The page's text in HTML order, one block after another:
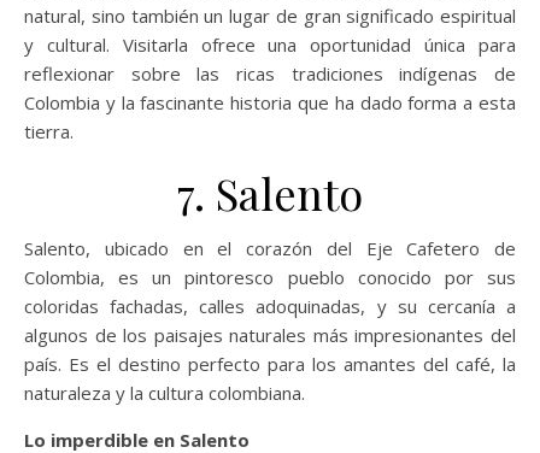
natural, sino también un lugar de gran significado espiritual
y cultural. Visitarla ofrece una oportunidad única para
reflexionar sobre las ricas tradiciones indígenas de
Colombia y la fascinante historia que ha dado forma a esta
tierra.
7. Salento
Salento, ubicado en el corazón del Eje Cafetero de
Colombia, es un pintoresco pueblo conocido por sus
coloridas fachadas, calles adoquinadas, y su cercanía a
algunos de los paisajes naturales más impresionantes del
país. Es el destino perfecto para los amantes del café, la
naturaleza y la cultura colombiana.
Lo imperdible en Salento